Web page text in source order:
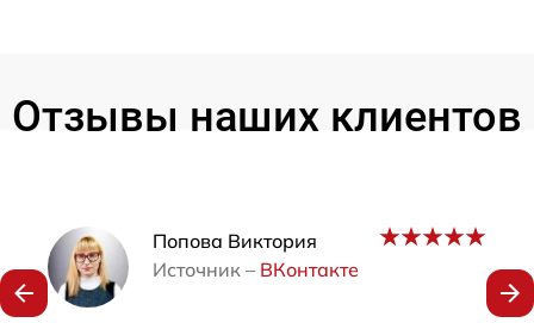
Отзывы наших клиентов
Попова Виктория
Источник – ВКонтакте
Наши мастера